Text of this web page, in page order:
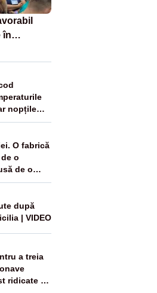
în
nopțile
O fabrică
o
de o
după
| VIDEO
a treia
ridicate de